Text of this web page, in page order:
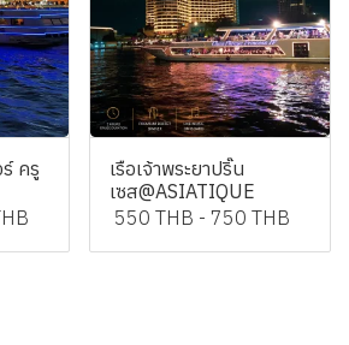
ร์ ครู
เรือเจ้าพระยาปริ๊น
เซส@ASIATIQUE
550 THB - 750 THB